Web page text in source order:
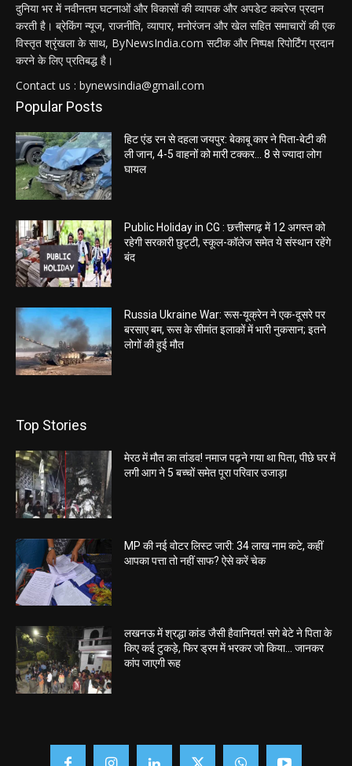
दुनिया भर में नवीनतम घटनाओं और विकासों की व्यापक और अपडेट कवरेज प्रदान
करती है। ब्रेकिंग न्यूज, राजनीति, व्यापार, मनोरंजन और खेल सहित समाचारों की एक
विस्तृत श्रृंखला के साथ, ByNewsIndia.com सटीक और निष्पक्ष रिपोर्टिंग प्रदान
करने के लिए प्रतिबद्ध है।
Contact us : bynewsindia@gmail.com
Popular Posts
हिट एंड रन से दहला जयपुर: बेकाबू कार ने पिता-बेटी की
ली जान, 4-5 वाहनों को मारी टक्कर… 8 से ज्यादा लोग
घायल
Public Holiday in CG : छत्तीसगढ़ में 12 अगस्त को
रहेगी सरकारी छुट्टी, स्कूल-कॉलेज समेत ये संस्थान रहेंगे
बंद
Russia Ukraine War: रूस-यूक्रेन ने एक-दूसरे पर
बरसाए बम, रूस के सीमांत इलाकों में भारी नुकसान; इतने
लोगों की हुई मौत
Top Stories
मेरठ में मौत का तांडव! नमाज पढ़ने गया था पिता, पीछे घर में
लगी आग ने 5 बच्चों समेत पूरा परिवार उजाड़ा
MP की नई वोटर लिस्ट जारी: 34 लाख नाम कटे, कहीं
आपका पत्ता तो नहीं साफ? ऐसे करें चेक
लखनऊ में श्रद्धा कांड जैसी हैवानियत! सगे बेटे ने पिता के
किए कई टुकड़े, फिर ड्रम में भरकर जो किया… जानकर
कांप जाएगी रूह